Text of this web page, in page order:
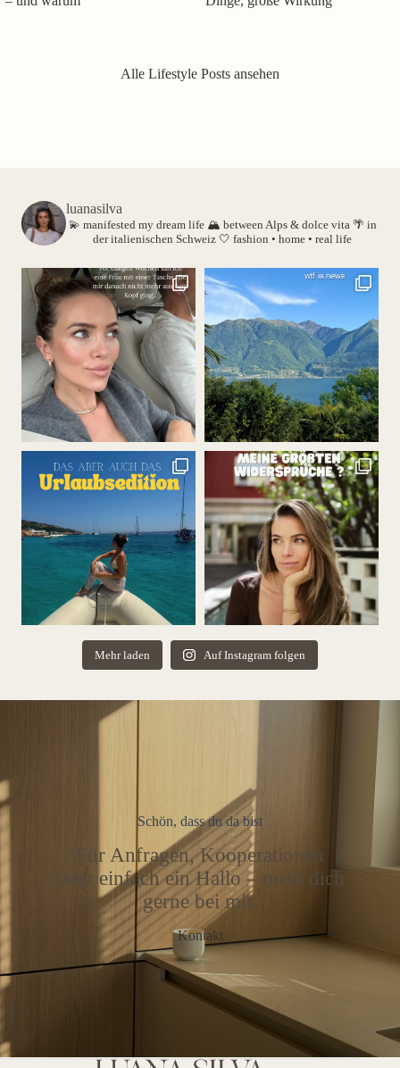
Alle Lifestyle Posts ansehen
luanasilva
💫 manifested my dream life 🏔️ between Alps & dolce vita 🌴 in
der italienischen Schweiz 🤍 fashion • home • real life
Mehr laden Auf Instagram folgen
Schön, dass du da bist
Für Anfragen, Kooperationen
oder einfach ein Hallo – meld dich
gerne bei mir.
Kontakt